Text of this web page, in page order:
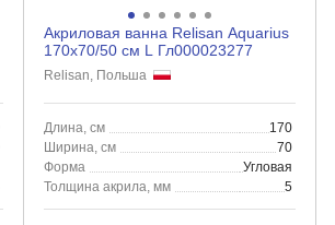
Акриловая ванна Relisan Aquarius
170х70/50 см L Гл000023277
Relisan, Польша
Длина, см
170
Ширина, см
70
Форма
Угловая
Толщина акрила, мм
5